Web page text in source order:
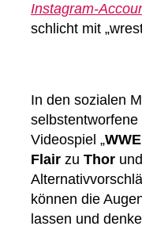
Instagram-
schlicht mit
In den sozialen
Videospiel „
Flair zu Thor
können die
lassen und